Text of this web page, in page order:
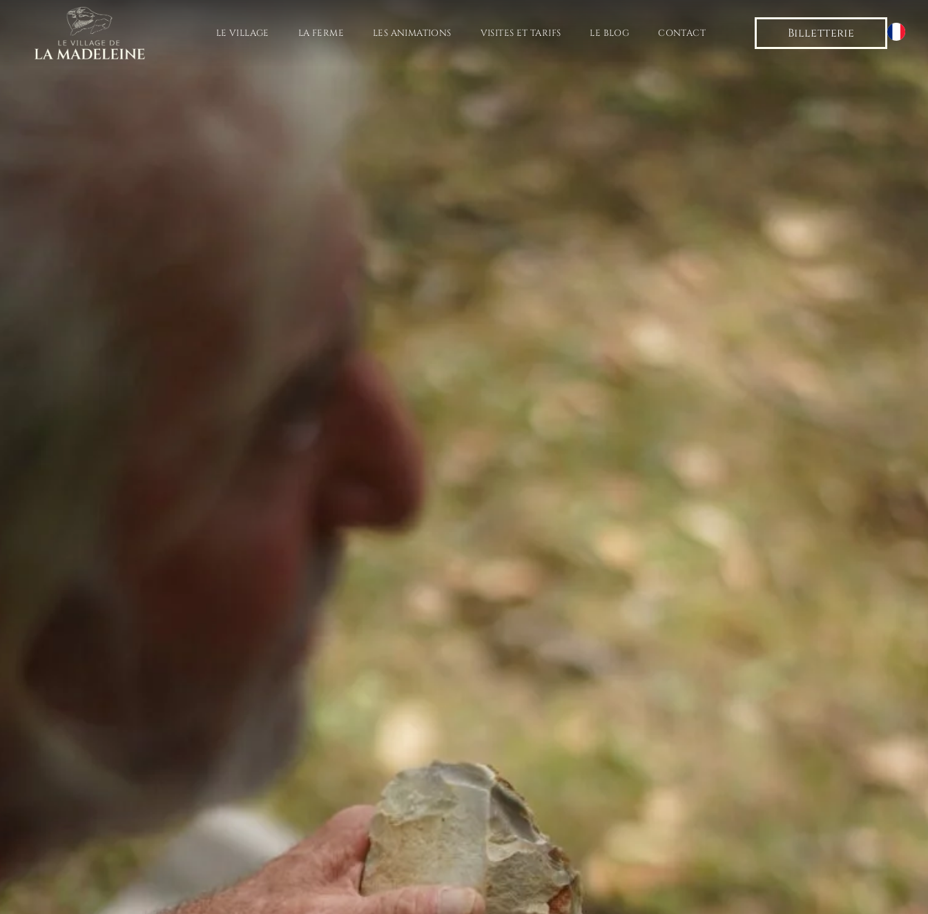
LE VILLAGE LA FERME LES ANIMATIONS VISITES ET TARIFS LE BLOG CONTACT Billetterie